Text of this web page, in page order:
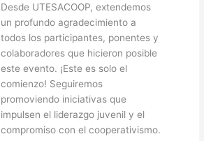
Desde UTESACOOP, extendemos
un profundo agradecimiento a
todos los participantes, ponentes y
colaboradores que hicieron posible
este evento. ¡Este es solo el
comienzo! Seguiremos
promoviendo iniciativas que
impulsen el liderazgo juvenil y el
compromiso con el cooperativismo.